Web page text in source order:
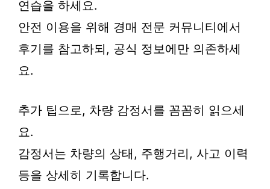
연습을 하세요.
안전 이용을 위해 경매 전문 커뮤니티에서
후기를 참고하되, 공식 정보에만 의존하세
요.
추가 팁으로, 차량 감정서를 꼼꼼히 읽으세
요.
감정서는 차량의 상태, 주행거리, 사고 이력
등을 상세히 기록합니다.